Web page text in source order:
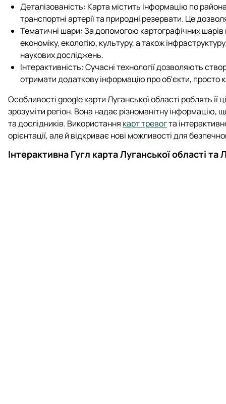
Деталізованість: Карта містить інформацію по
транспортні артерії та природні резервати. Це
Тематичні шари: За допомогою картографічних шарів
економіку, екологію, культуру, а також
наукових досліджень.
Інтерактивність: Сучасні технології дозволяють
отримати додаткову інформацію про об'єкти, просто
Особливості google карти Луганської області роблять
зрозуміти регіон. Вона надає різноманітну інформацію,
та дослідників. Використання карт тревогта
орієнтації, але й відкриває нові можливості для
Інтерактивна Гугл карта Луганської області та